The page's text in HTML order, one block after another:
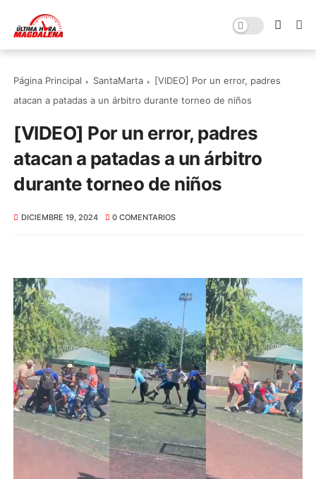
Página Principal SantaMarta
[VIDEO] Por un error, padres
atacan a patadas a un árbitro durante torneo de niños
[VIDEO] Por un error, padres
atacan a patadas a un árbitro
durante torneo de niños
DICIEMBRE 19, 2024 0 COMENTARIOS